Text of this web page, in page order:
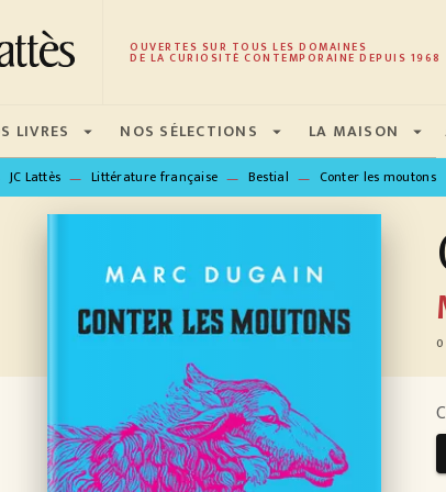
RECHERCHE CONTENU PIED DE PAGE
OUVERTES SUR TOUS LES DOMAINES
DE LA CURIOSITÉ CONTEMPORAINE DEPUIS 1968
LIVRES arrow_drop_down NOS SÉLECTIONS arrow_drop_down LA MAISON arrow_drop_down
JC Lattès — Littérature française — Bestial — Conter les moutons